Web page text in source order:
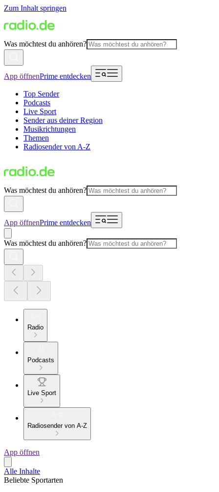
Zum Inhalt springen
Was möchtest du anhören?
App öffnenPrime entdecken
Top Sender
Podcasts
Live Sport
Sender aus deiner Region
Musikrichtungen
Themen
Radiosender von A-Z
Was möchtest du anhören?
App öffnenPrime entdecken
Was möchtest du anhören?
Radio
Podcasts
Live Sport
Radiosender von A-Z
App öffnen
Alle Inhalte
Beliebte Sportarten